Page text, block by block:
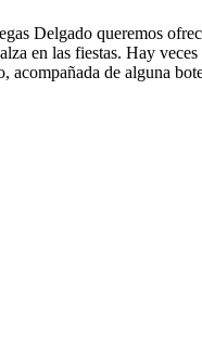
Delgado queremos
en las fiestas. Hay
acompañada de alguna